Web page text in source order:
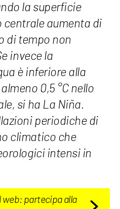
la superficie
centrale aumenta di
di tempo non
invece la
è inferiore alla
0,5 °C nello
si ha La Niña.
periodiche di
climatico che
intensi in
web: partecipa alla